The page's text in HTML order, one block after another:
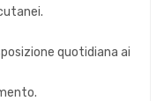
quotidiana ai